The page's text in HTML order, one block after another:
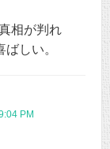
相が判れ
しい。
PM